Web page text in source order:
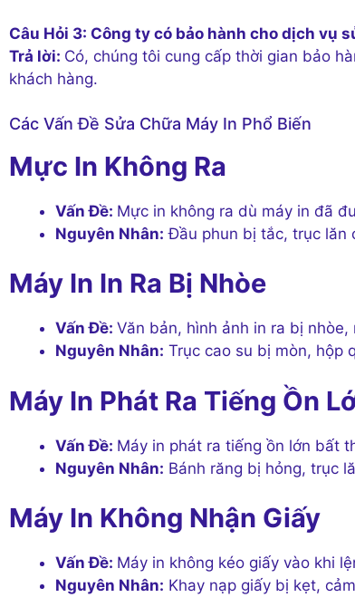
Câu Hỏi 3: Công ty có bảo hành cho dịch vụ
Trả lời: Có, chúng tôi cung cấp thời gian bảo
khách hàng.
Các Vấn Đề Sửa Chữa Máy In Phổ Biến
Mực In Không Ra
Vấn Đề: Mực in không ra dù máy in đã
Nguyên Nhân: Đầu phun bị tắc, trục lăn
Máy In In Ra Bị Nhòe
Vấn Đề: Văn bản, hình ảnh in ra bị nhòe,
Nguyên Nhân: Trục cao su bị mòn, hộp
Máy In Phát Ra Tiếng Ồn
Vấn Đề: Máy in phát ra tiếng ồn lớn bất
Nguyên Nhân: Bánh răng bị hỏng, trục
Máy In Không Nhận Giấy
Vấn Đề: Máy in không kéo giấy vào khi
Nguyên Nhân: Khay nạp giấy bị kẹt,